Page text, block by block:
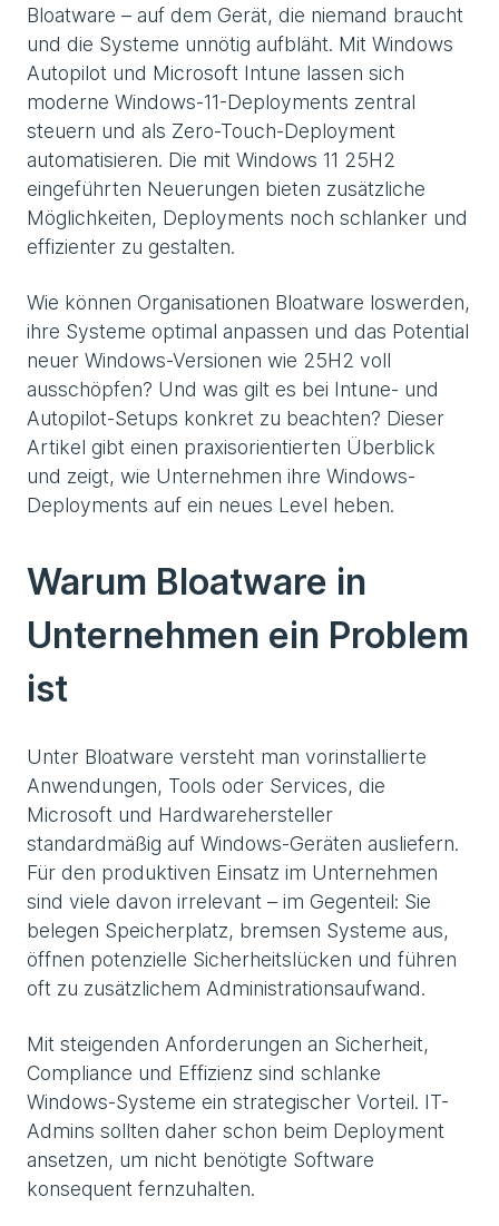
Bloatware – auf dem Gerät, die niemand braucht
und die Systeme unnötig aufbläht. Mit Windows
Autopilot und Microsoft Intune lassen sich
moderne Windows-11-Deployments zentral
steuern und als Zero-Touch-Deployment
automatisieren. Die mit Windows 11 25H2
eingeführten Neuerungen bieten zusätzliche
Möglichkeiten, Deployments noch schlanker und
effizienter zu gestalten.
Wie können Organisationen Bloatware loswerden,
ihre Systeme optimal anpassen und das Potential
neuer Windows-Versionen wie 25H2 voll
ausschöpfen? Und was gilt es bei Intune- und
Autopilot-Setups konkret zu beachten? Dieser
Artikel gibt einen praxisorientierten Überblick
und zeigt, wie Unternehmen ihre Windows-
Deployments auf ein neues Level heben.
Warum Bloatware in
Unternehmen ein Problem
ist
Unter Bloatware versteht man vorinstallierte
Anwendungen, Tools oder Services, die
Microsoft und Hardwarehersteller
standardmäßig auf Windows-Geräten ausliefern.
Für den produktiven Einsatz im Unternehmen
sind viele davon irrelevant – im Gegenteil: Sie
belegen Speicherplatz, bremsen Systeme aus,
öffnen potenzielle Sicherheitslücken und führen
oft zu zusätzlichem Administrationsaufwand.
Mit steigenden Anforderungen an Sicherheit,
Compliance und Effizienz sind schlanke
Windows-Systeme ein strategischer Vorteil. IT-
Admins sollten daher schon beim Deployment
ansetzen, um nicht benötigte Software
konsequent fernzuhalten.